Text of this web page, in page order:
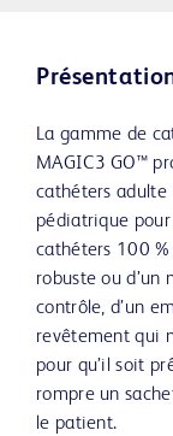
La gamme de
MAGIC3 GO™
cathéters adulte
pédiatrique
cathéters 100 %
robuste ou d’un
contrôle, d’un
revêtement qui
pour qu’il soit
rompre un
le patient.